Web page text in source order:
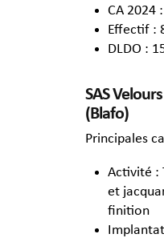
CA 2024
Effectif :
DLDO :
SAS
(Blafo)
Principales
Activité :
et
finition